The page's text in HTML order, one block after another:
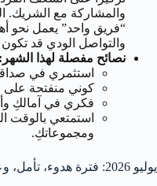
والمشاركة مع الشريك.
“فريق واحد” يعمل نحو
والتواصل الودي قد تكون
نصائح مفصلة لهذا الشهر:
استثمري في
كوني منفتحة على
فكري في آمالكِ
استمتعي بالوقت
ومجموعاتكِ.
يوليو 2026: فترة هدوء، تأمل، وعمل خلف الكواليس 🤫